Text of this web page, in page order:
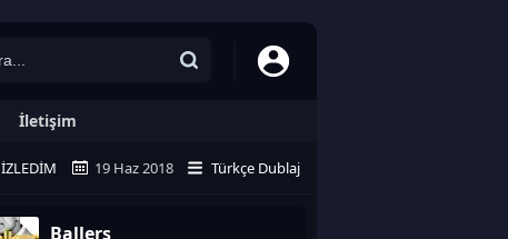
İletişim
İZLEDIM 19 Haz 2018 Türkçe Dublaj
Ballers